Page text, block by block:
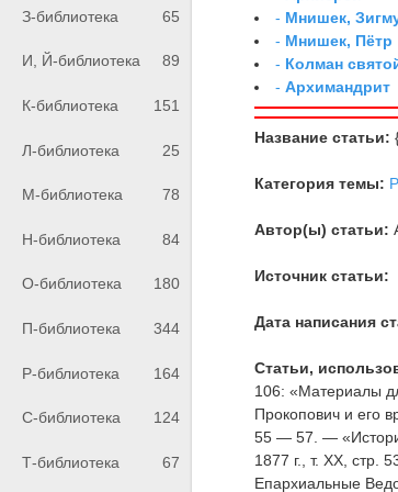
З-библиотека 65
И, Й-библиотека 89
К-библиотека 151
Л-библиотека 25
М-библиотека 78
Н-библиотека 84
О-библиотека 180
П-библиотека 344
Р-библиотека 164
С-библиотека 124
Т-библиотека 67
- Мнишек,
- Мнишек, Пётр
- Колман
-Архимандрит
Название статьи:
Категория темы:
Автор(ы) статьи:
Источник статьи:
Дата написания
Статьи,
106: «Материалы
Прокопович и его
55 — 57. —
1877 г., т. XX,
Епархиальные